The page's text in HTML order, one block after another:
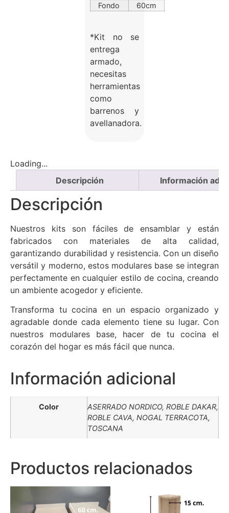
Fondo
60cm
*Kit no se
entrega
armado,
necesitas
herramientas
como
barrenos y
avellanadora.
Loading...
Descripción
Información
Descripción
Nuestros kits son fáciles de ensamblar y están
fabricados con materiales de alta calidad,
garantizando durabilidad y resistencia. Con un diseño
versátil y moderno, estos modulares base se integran
perfectamente en cualquier estilo de cocina, creando
un ambiente acogedor y eficiente.
Transforma tu cocina en un espacio organizado y
agradable donde cada elemento tiene su lugar. Con
nuestros modulares base, hacer de tu cocina el
corazón del hogar es más fácil que nunca.
Información adicional
Color
ASERRADO NORDICO, ROBLE DAKAR,
ROBLE CAVA, NOGAL TERRACOTA,
TOSCANA
Productos relacionados